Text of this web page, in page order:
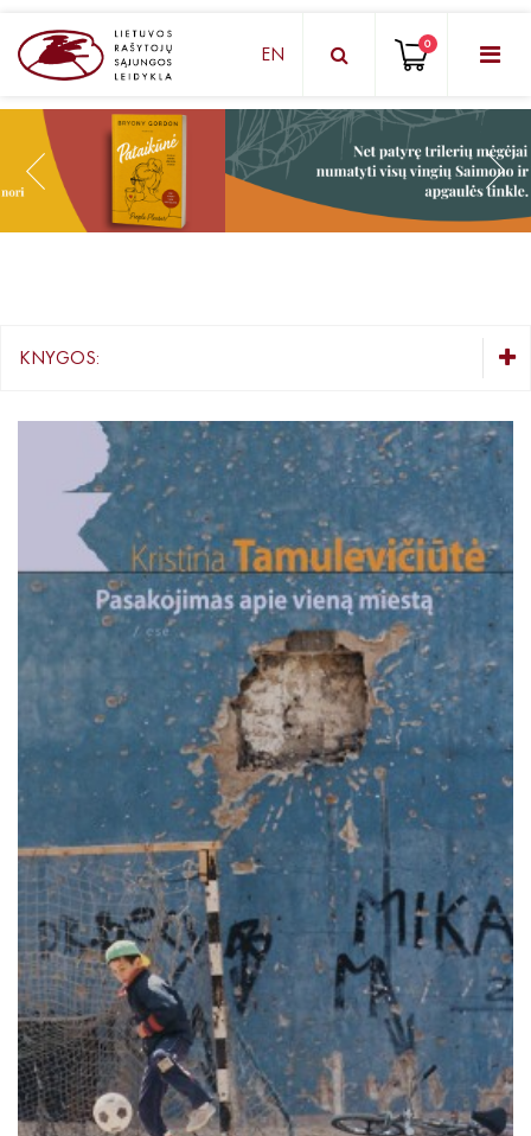
KNYGŲ DĖŽUTĖ - STAIGMENA
Grožinė literatūra
Knygos su autografais
KNYGOS PIGIAU
Išparduota
EN 0
KNYGOS:
Grožinė literatūra
Lietuvių autorių literatūra
Užsienio autorių literatūra
Trileriai, detektyvai
Klasika
Apsakymai, novelės
Poezija, pjesės
Esė
Pirmoji knyga (PK)
Lietuvių literatūros lobynas. XX amžius
Knygos vaikams ir paaugliams
Negrožinė literatūra
El. knygos
Audioknygos
Knygos su autografais
KNYGOS PIGIAU
Išparduota